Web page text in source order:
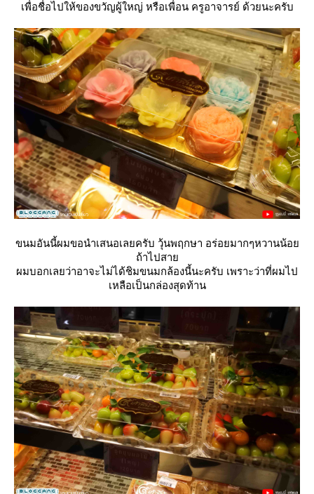
เพื่อชื่อไปให้ของขวัญผู้ใหญ่ หรือเพื่อน ครูอาจารย์ ด้วยนะครับ
ขนมอันนี้ผมขอนำเสนอเลยครับ วุ้นพฤกษา อร่อยมากๆหวานน้อ
ถ้าไปสา
ผมบอกเลยว่าอาจะไม่ได้ชิมขนมกล้องนี้นะครับ เพราะว่าที่ผมไป
เหลือเป็นกล่องสุดท้าน